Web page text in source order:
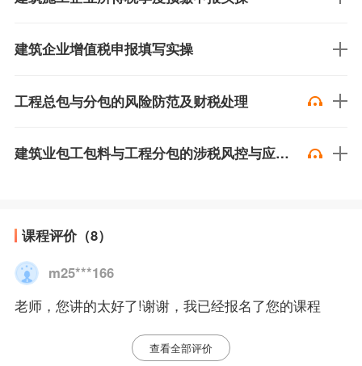
建筑企业增值税申报填写实操
工程总包与分包的风险防范及财税处理
建筑业包工包料与工程分包的涉税风控与应对策略解析
课程评价（8）
m25***166
老师，您讲的太好了!谢谢，我已经报名了您的课程
查看全部评价